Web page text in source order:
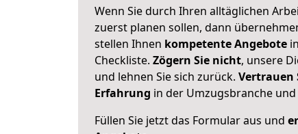
Wenn Sie durch Ihren alltäglichen
zuerst planen sollen, dann
stellen Ihnen kompetente Angebote
Checkliste. Zögern Sie nicht, unsere
und lehnen Sie sich zurück. Vertrauen
Erfahrung in der Umzugsbranche
Füllen Sie jetzt das Formular aus und